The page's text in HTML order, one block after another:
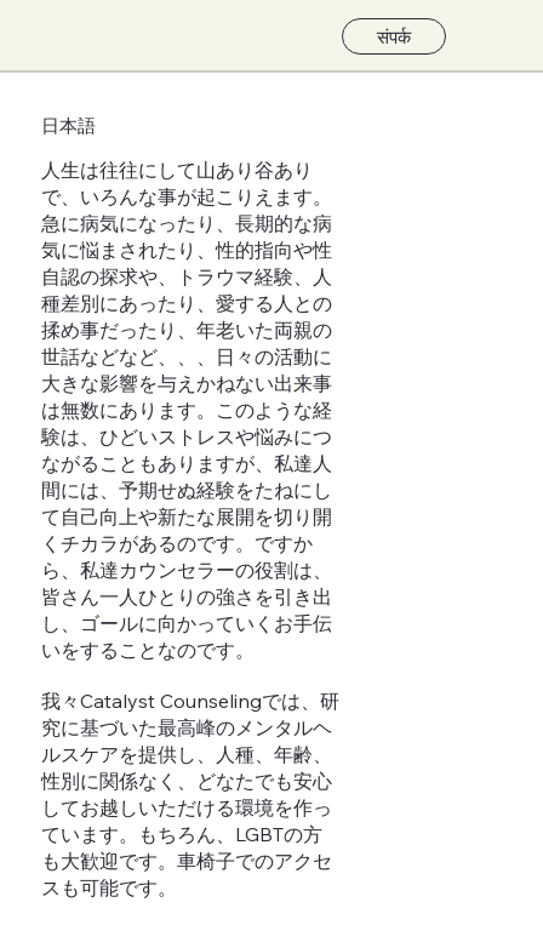
संपर्क
日本語
人生は往往にして山あり谷あり
で、いろんな事が起こりえます。
急に病気になったり、長期的な病
気に悩まされたり、性的指向や性
自認の探求や、トラウマ経験、人
種差別にあったり、愛する人との
揉め事だったり、年老いた両親の
世話などなど、、、日々の活動に
大きな影響を与えかねない出来事
は無数にあります。このような経
験は、ひどいストレスや悩みにつ
ながることもありますが、私達人
間には、予期せぬ経験をたねにし
て自己向上や新たな展開を切り開
くチカラがあるのです。ですか
ら、私達カウンセラーの役割は、
皆さん一人ひとりの強さを引き出
し、ゴールに向かっていくお手伝
いをすることなのです。
我々Catalyst Counselingでは、研
究に基づいた最高峰のメンタルヘ
ルスケアを提供し、人種、年齢、
性別に関係なく、どなたでも安心
してお越しいただける環境を作っ
ています。もちろん、LGBTの方
も大歓迎です。車椅子でのアクセ
スも可能です。